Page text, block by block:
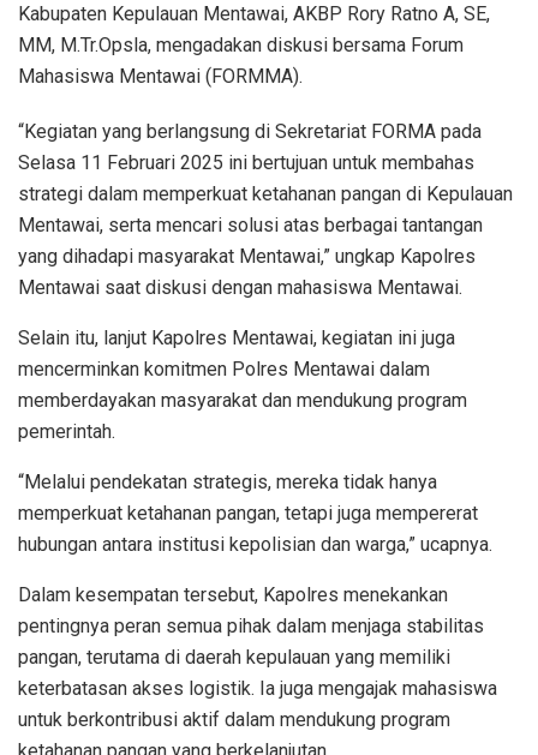
Kabupaten Kepulauan Mentawai, AKBP Rory Ratno A, SE,
MM, M.Tr.Opsla, mengadakan diskusi bersama Forum
Mahasiswa Mentawai (FORMMA).
“Kegiatan yang berlangsung di Sekretariat FORMA pada
Selasa 11 Februari 2025 ini bertujuan untuk membahas
strategi dalam memperkuat ketahanan pangan di Kepulauan
Mentawai, serta mencari solusi atas berbagai tantangan
yang dihadapi masyarakat Mentawai,” ungkap Kapolres
Mentawai saat diskusi dengan mahasiswa Mentawai.
Selain itu, lanjut Kapolres Mentawai, kegiatan ini juga
mencerminkan komitmen Polres Mentawai dalam
memberdayakan masyarakat dan mendukung program
pemerintah.
“Melalui pendekatan strategis, mereka tidak hanya
memperkuat ketahanan pangan, tetapi juga mempererat
hubungan antara institusi kepolisian dan warga,” ucapnya.
Dalam kesempatan tersebut, Kapolres menekankan
pentingnya peran semua pihak dalam menjaga stabilitas
pangan, terutama di daerah kepulauan yang memiliki
keterbatasan akses logistik. Ia juga mengajak mahasiswa
untuk berkontribusi aktif dalam mendukung program